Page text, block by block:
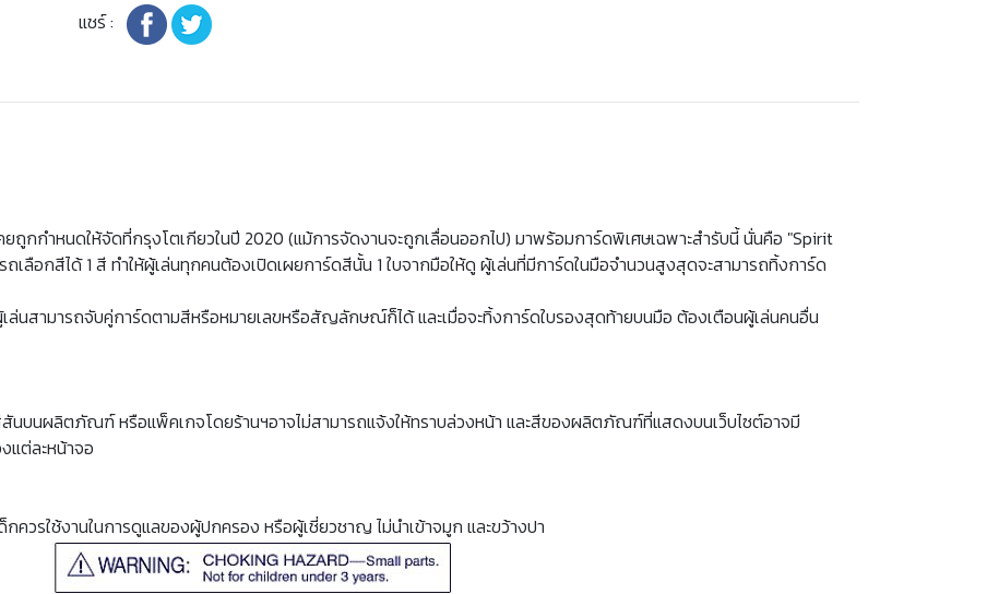
แชร์ :
กกำหนดให้จัดที่กรุงโตเกียวในปี 2020 (แม้การจัดงานจะถูกเลื่อนออกไป) มาพร้อมการ์ดพิเศษเฉพาะสำรับนี้ นั่นคือ "Spirit
ลือกสีได้ 1 สี ทำให้ผู้เล่นทุกคนต้องเปิดเผยการ์ดสีนั้น 1 ใบจากมือให้ดู ผู้เล่นที่มีการ์ดในมือจำนวนสูงสุดจะสามารถทิ้งการ์ด
ล่นสามารถจับคู่การ์ดตามสีหรือหมายเลขหรือสัญลักษณ์ก็ได้ และเมื่อจะทิ้งการ์ดใบรองสุดท้ายบนมือ ต้องเตือนผู้เล่นคนอื่น
นบนผลิตภัณฑ์ หรือแพ็คเกจโดยร้านฯอาจไม่สามารถแจ้งให้ทราบล่วงหน้า และสีของผลิตภัณฑ์ที่แสดงบนเว็บไซต์อาจมี
แต่ละหน้าจอ
วรใช้งานในการดูแลของผู้ปกครอง หรือผู้เชี่ยวชาญ ไม่นำเข้าจมูก และขว้างปา